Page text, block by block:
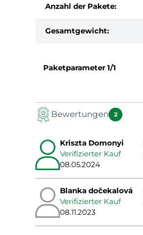
Anzahl der Pakete:
Gesamtgewicht:
Paketparameter1/1
Bewertungen 2
Kriszta Domonyi
Verifizierter Kauf
08.05.2024
Blanka dočekalová
Verifizierter Kauf
08.11.2023